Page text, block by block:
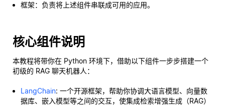
框架：负责将上述组件串联成可用的应用。
核心组件说明
本教程将带你在 Python 环境下，借助以下组件一步步搭建一个
初级的 RAG 聊天机器人：
LangChain: 一个开源框架，帮助你协调大语言模型、向量数
据库、嵌入模型等之间的交互，使集成检索增强生成（RAG）